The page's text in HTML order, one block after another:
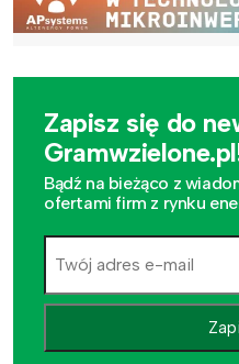
Zapisz się do
Bądź na bieżąco z
ofertami firm z rynku